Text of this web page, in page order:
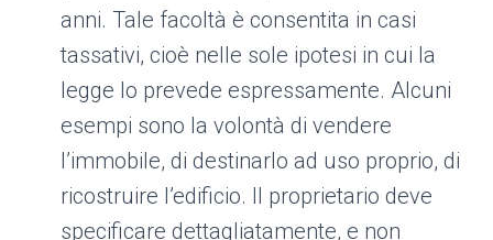
anni. Tale facoltà è consentita in casi
tassativi, cioè nelle sole ipotesi in cui la
legge lo prevede espressamente. Alcuni
esempi sono la volontà di vendere
l’immobile, di destinarlo ad uso proprio, di
ricostruire l’edificio. Il proprietario deve
specificare dettagliatamente, e non